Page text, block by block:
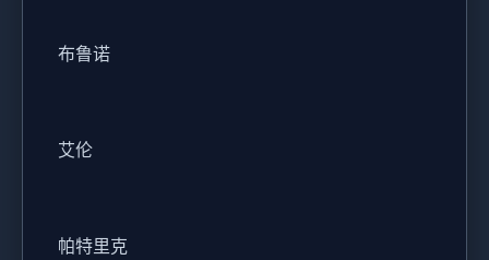
布鲁诺
艾伦
帕特里克